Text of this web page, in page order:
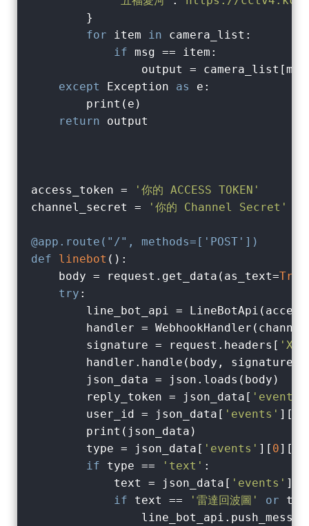
        }
for item in camera_list:
if msg == item:
output =
except
Exception as
e:
        print(e)
return output
access_token =
'你的 ACCESS TOKEN'
channel_secret =
'你的 Channel Secret'
@app.route("/", methods=['POST'])
def
linebot ():
    body = request.get_data(as_text=
True
try :
line_bot_api =
handler =
        signature = request.headers[
'X-
handler.handle(body,
json_data =
        reply_token = json_data[
'events'
        user_id = json_data[
'events' ][
        type = json_data[
'events' ][ 0][
if type == 'text' :
            text = json_data[
'events' ][
if text == '雷達回波圖' or